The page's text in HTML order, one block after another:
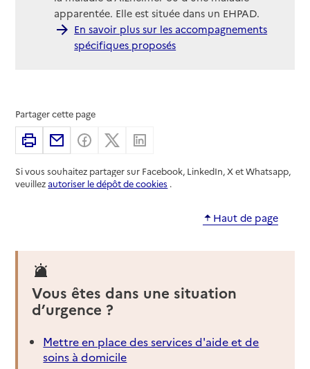
apparentée. Elle est située dans un EHPAD.
En savoir plus sur les accompagnements
spécifiques proposés
Partager cette page
ImprimerPartager par email
Partager sur Facebook
Partager sur X
Si vous souhaitez partager sur Facebook, LinkedIn, X et Whatsapp,
veuillezautoriser le dépôt de cookies .
Haut de page
Vous êtes dans une situation
d’urgence ?
Mettre en place des services d'aide et de
soins à domicile